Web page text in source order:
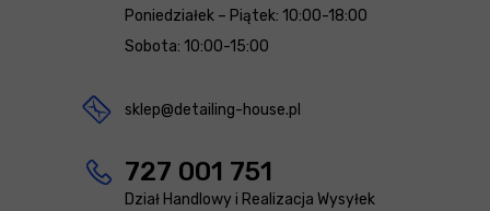
Poniedziałek – Piątek: 10:00-18:00
Sobota: 10:00-15:00
sklep@detailing-house.pl
727 001 751
Dział Handlowy i Realizacja Wysyłek